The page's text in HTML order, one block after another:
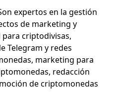
expertos en la gestión
de marketing y
criptodivisas,
Telegram y redes
marketing para
redacción
de criptomonedas